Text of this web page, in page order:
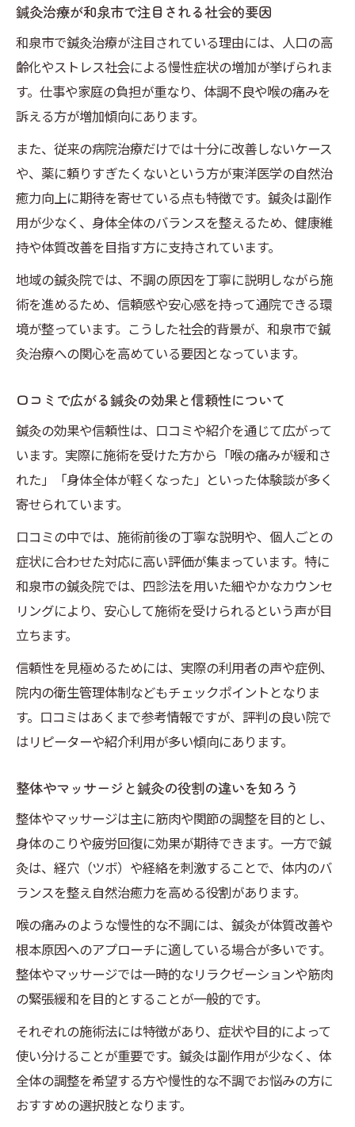
鍼灸治療が和泉市で注目される社会的要因
和泉市で鍼灸治療が注目されている理由には、人口の高
齢化やストレス社会による慢性症状の増加が挙げられま
す。仕事や家庭の負担が重なり、体調不良や喉の痛みを
訴える方が増加傾向にあります。
また、従来の病院治療だけでは十分に改善しないケース
や、薬に頼りすぎたくないという方が東洋医学の自然治
癒力向上に期待を寄せている点も特徴です。鍼灸は副作
用が少なく、身体全体のバランスを整えるため、健康維
持や体質改善を目指す方に支持されています。
地域の鍼灸院では、不調の原因を丁寧に説明しながら施
術を進めるため、信頼感や安心感を持って通院できる環
境が整っています。こうした社会的背景が、和泉市で鍼
灸治療への関心を高めている要因となっています。
口コミで広がる鍼灸の効果と信頼性について
鍼灸の効果や信頼性は、口コミや紹介を通じて広がって
います。実際に施術を受けた方から「喉の痛みが緩和さ
れた」「身体全体が軽くなった」といった体験談が多く
寄せられています。
口コミの中では、施術前後の丁寧な説明や、個人ごとの
症状に合わせた対応に高い評価が集まっています。特に
和泉市の鍼灸院では、四診法を用いた細やかなカウンセ
リングにより、安心して施術を受けられるという声が目
立ちます。
信頼性を見極めるためには、実際の利用者の声や症例、
院内の衛生管理体制などもチェックポイントとなりま
す。口コミはあくまで参考情報ですが、評判の良い院で
はリピーターや紹介利用が多い傾向にあります。
整体やマッサージと鍼灸の役割の違いを知ろう
整体やマッサージは主に筋肉や関節の調整を目的とし、
身体のこりや疲労回復に効果が期待できます。一方で鍼
灸は、経穴（ツボ）や経絡を刺激することで、体内のバ
ランスを整え自然治癒力を高める役割があります。
喉の痛みのような慢性的な不調には、鍼灸が体質改善や
根本原因へのアプローチに適している場合が多いです。
整体やマッサージでは一時的なリラクゼーションや筋肉
の緊張緩和を目的とすることが一般的です。
それぞれの施術法には特徴があり、症状や目的によって
使い分けることが重要です。鍼灸は副作用が少なく、体
全体の調整を希望する方や慢性的な不調でお悩みの方に
おすすめの選択肢となります。